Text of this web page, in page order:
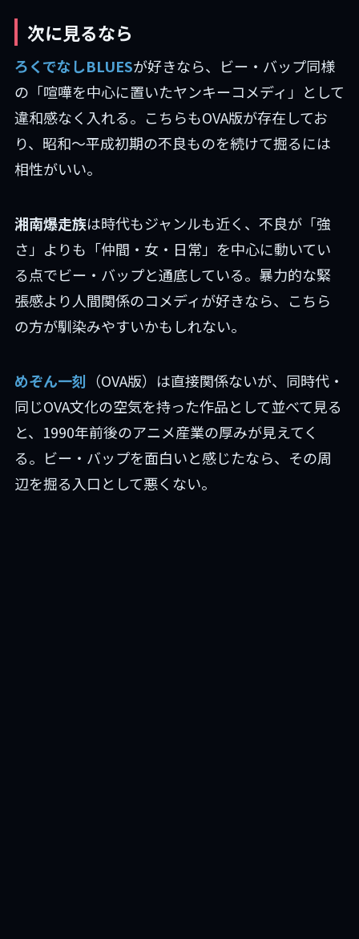
次に見るなら
ろくでなしBLUESが好きなら、ビー・バップ同様
の「喧嘩を中心に置いたヤンキーコメディ」として
違和感なく入れる。こちらもOVA版が存在してお
り、昭和〜平成初期の不良ものを続けて掘るには
相性がいい。
湘南爆走族は時代もジャンルも近く、不良が「強
さ」よりも「仲間・女・日常」を中心に動いてい
る点でビー・バップと通底している。暴力的な緊
張感より人間関係のコメディが好きなら、こちら
の方が馴染みやすいかもしれない。
めぞん一刻 （OVA版）は直接関係ないが、同時代・
同じOVA文化の空気を持った作品として並べて見る
と、1990年前後のアニメ産業の厚みが見えてく
る。ビー・バップを面白いと感じたなら、その周
辺を掘る入口として悪くない。